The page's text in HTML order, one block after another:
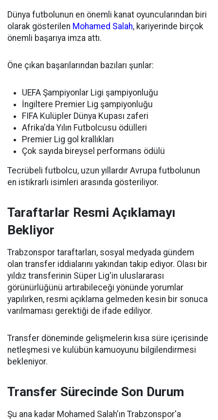
Dünya futbolunun en önemli kanat oyuncularından biri
olarak gösterilen Mohamed Salah, kariyerinde birçok
önemli başarıya imza attı.
Öne çıkan başarılarından bazıları şunlar:
UEFA Şampiyonlar Ligi şampiyonluğu
İngiltere Premier Lig şampiyonluğu
FIFA Kulüpler Dünya Kupası zaferi
Afrika'da Yılın Futbolcusu ödülleri
Premier Lig gol krallıkları
Çok sayıda bireysel performans ödülü
Tecrübeli futbolcu, uzun yıllardır Avrupa futbolunun
en istikrarlı isimleri arasında gösteriliyor.
Taraftarlar Resmi Açıklamayı
Bekliyor
Trabzonspor taraftarları, sosyal medyada gündem
olan transfer iddialarını yakından takip ediyor. Olası bir
yıldız transferinin Süper Lig'in uluslararası
görünürlüğünü artırabileceği yönünde yorumlar
yapılırken, resmi açıklama gelmeden kesin bir sonuca
varılmaması gerektiği de ifade ediliyor.
Transfer döneminde gelişmelerin kısa süre içerisinde
netleşmesi ve kulübün kamuoyunu bilgilendirmesi
bekleniyor.
Transfer Sürecinde Son Durum
Şu ana kadar Mohamed Salah'ın Trabzonspor'a